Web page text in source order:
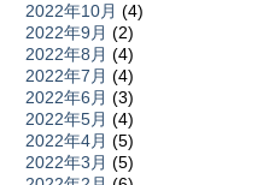
2022年10月 (4)
2022年9月 (2)
2022年8月 (4)
2022年7月 (4)
2022年6月 (3)
2022年5月 (4)
2022年4月 (5)
2022年3月 (5)